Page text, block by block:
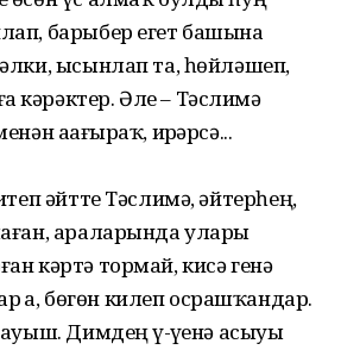
барыбер егет башына
ысынлап та, һөйләшеп,
кәрәктер. Әле – Тәслимә
аҙағыраҡ, ирҙәрсә...
әйтте Тәслимә, әйтерһең,
араларында уларҙы
кәртә тормай, кисә генә
бөгөн килеп осрашҡандар.
Димдең үҙ-үҙенә асыуы